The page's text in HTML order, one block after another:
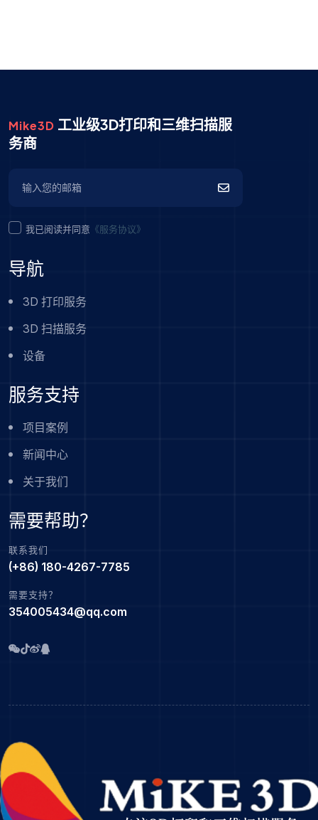
Mike3D 工业级3D打印和三维扫描服
务商
我已阅读并同意 《服务协议》
导航
3D 打印服务
3D 扫描服务
设备
服务支持
项目案例
新闻中心
关于我们
需要帮助？
联系我们
(+86) 180-4267-7785
需要支持？
354005434@qq.com